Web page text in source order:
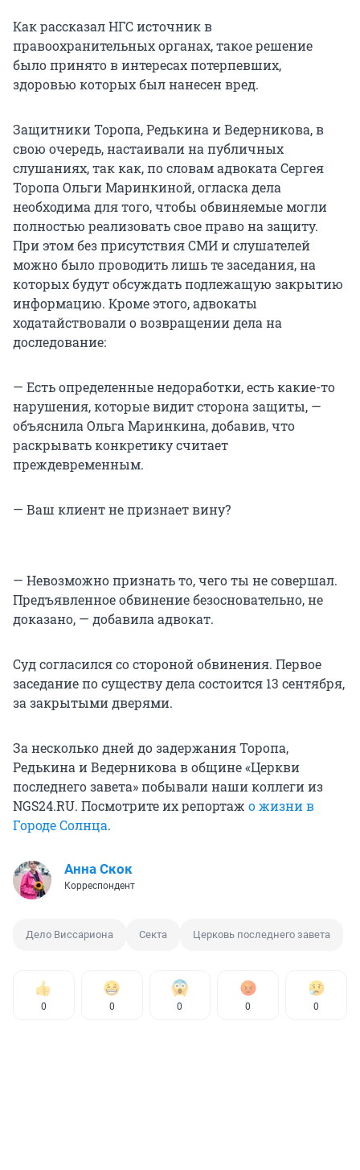
Как рассказал НГС источник в
правоохранительных органах, такое решение
было принято в интересах потерпевших,
здоровью которых был нанесен вред.
Защитники Торопа, Редькина и Ведерникова, в
свою очередь, настаивали на публичных
слушаниях, так как, по словам адвоката Сергея
Торопа Ольги Маринкиной, огласка дела
необходима для того, чтобы обвиняемые могли
полностью реализовать свое право на защиту.
При этом без присутствия СМИ и слушателей
можно было проводить лишь те заседания, на
которых будут обсуждать подлежащую закрытию
информацию. Кроме этого, адвокаты
ходатайствовали о возвращении дела на
доследование:
— Есть определенные недоработки, есть какие-то
нарушения, которые видит сторона защиты, —
объяснила Ольга Маринкина, добавив, что
раскрывать конкретику считает
преждевременным.
— Ваш клиент не признает вину?
— Невозможно признать то, чего ты не совершал.
Предъявленное обвинение безосновательно, не
доказано, — добавила адвокат.
Суд согласился со стороной обвинения. Первое
заседание по существу дела состоится 13 сентября,
за закрытыми дверями.
За несколько дней до задержания Торопа,
Редькина и Ведерникова в общине «Церкви
последнего завета» побывали наши коллеги из
NGS24.RU. Посмотрите их репортаж о жизни в
Городе Солнца.
Анна Скок
Корреспондент
Дело Виссариона Секта Церковь последнего завета
0 0 0 0 0